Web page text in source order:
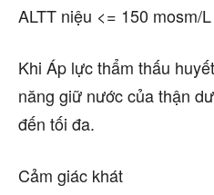
ALTT niệu <= 150 mosm/L
Khi Áp lực thẩm thấu
năng giữ nước của thận
đến tối đa.
Cảm giác khát